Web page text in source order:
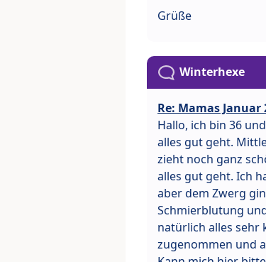
Grüße
Winterhexe
Re: Mamas Januar
Hallo, ich bin 36
alles gut geht.
zieht noch ganz
alles gut geht. Ich
aber dem Zwerg
Schmierblutung
natürlich alles sehr
zugenommen und